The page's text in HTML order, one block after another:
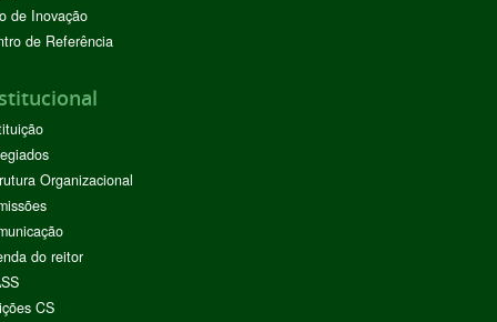
de Inovação
de Referência
Organizacional
do reitor
CS